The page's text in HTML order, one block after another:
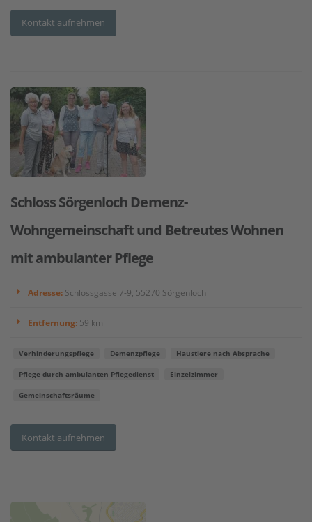
Kontakt aufnehmen
Schloss Sörgenloch Demenz-
Wohngemeinschaft und Betreutes Wohnen
mit ambulanter Pflege
Adresse: Schlossgasse 7-9, 55270 Sörgenloch
Entfernung: 59 km
Verhinderungspflege Demenzpflege Haustiere nach Absprache
Pflege durch ambulanten Pflegedienst Einzelzimmer
Gemeinschaftsräume
Kontakt aufnehmen